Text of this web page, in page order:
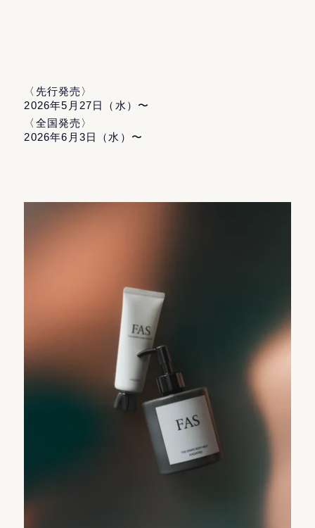
〈先行発売〉
2026年5月27日（水）〜
〈全国発売〉
2026年6月3日（水）〜